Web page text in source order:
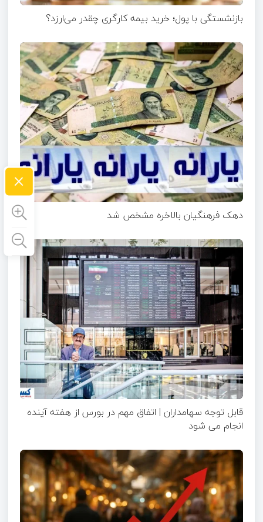
بازنشستگی با پول؛ خرید بیمه کارگری چقدر می‌ارزد؟
دهک فرهنگیان بالاخره مشخص شد
قابل توجه سهامداران | اتفاق مهم در بورس از هفته آینده
انجام می شود
×